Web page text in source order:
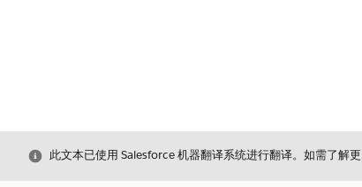
关闭
此文本已使用 Salesforce 机器翻译系统进行翻译。如需了解